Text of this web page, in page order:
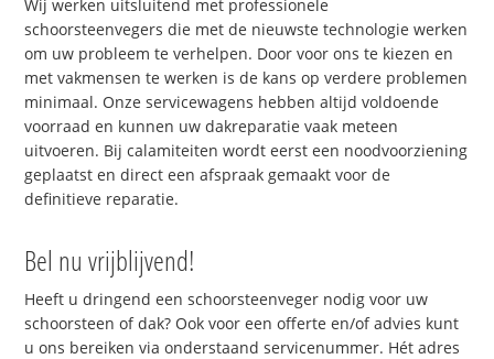
Wij werken uitsluitend met professionele
schoorsteenvegers die met de nieuwste technologie werken
om uw probleem te verhelpen. Door voor ons te kiezen en
met vakmensen te werken is de kans op verdere problemen
minimaal. Onze servicewagens hebben altijd voldoende
voorraad en kunnen uw dakreparatie vaak meteen
uitvoeren. Bij calamiteiten wordt eerst een noodvoorziening
geplaatst en direct een afspraak gemaakt voor de
definitieve reparatie.
Bel nu vrijblijvend!
Heeft u dringend een schoorsteenveger nodig voor uw
schoorsteen of dak? Ook voor een offerte en/of advies kunt
u ons bereiken via onderstaand servicenummer. Hét adres